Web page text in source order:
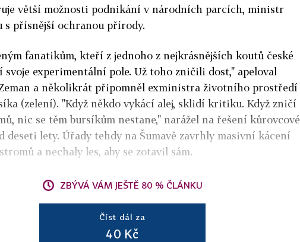
větší možnosti podnikání v národních parcích, ministr
s přísnější ochranou přírody.
fanatikům, kteří z jednoho z nejkrásnějších koutů české
svoje experimentální pole. Už toho zničili dost," apeloval
a několikrát připomněl exministra životního prostředí
(zelení). "Když někdo vykácí alej, sklidí kritiku. Když zničí
nic se těm bursíkům nestane," narážel na řešení kůrovcové
deseti lety. Úřady tehdy na Šumavě zavrhly masivní kácení
a nechaly les, aby se zotavil sám.
ZBÝVÁ VÁM JEŠTĚ 80 % ČLÁNKU
Číst dál za
40 Kč